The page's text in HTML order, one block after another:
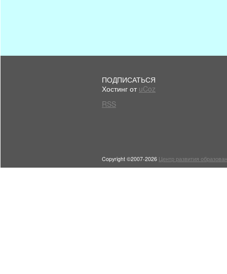
ПОДПИСАТЬСЯ
Хостинг от uCoz
RSS
Copyright ©2007-2026 Центр развития